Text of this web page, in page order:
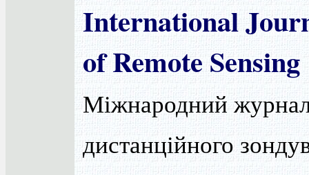
International
of Remote Sensing
Міжнародний
дистанційного